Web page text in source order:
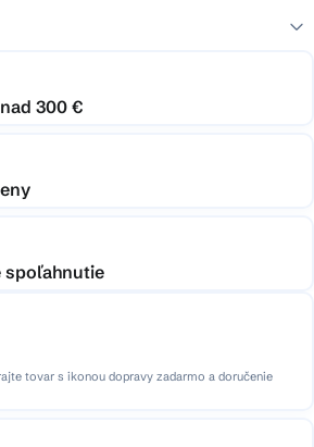
300 €
spoľahnutie
tovar s ikonou dopravy zadarmo a doručenie